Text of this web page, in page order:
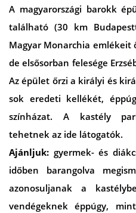
A magyarországi barokk
található (30 km
Magyar Monarchia emlékeit
de elsősorban felesége
Az épület őrzi a királyi és
sok eredeti kellékét,
színházat. A kastély
tehetnek az ide látogatók.
Ajánljuk: gyermek- és
időben barangolva
azonosuljanak a
vendégeknek éppúgy,